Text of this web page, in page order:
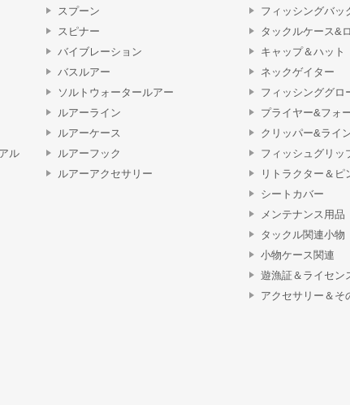
ル
スプーン
スピナー
バイブレーション
バスルアー
ソルトウォータールアー
ルアーライン
ルアーケース
ルアーフック
ルアーアクセサリー
フィッシングバッ
タックルケース&
キャップ＆ハット
ネックゲイター
フィッシンググロ
プライヤー&フォ
クリッパー&ライ
フィッシュグリッ
リトラクター＆ピ
シートカバー
メンテナンス用品
タックル関連小物
小物ケース関連
遊漁証＆ライセン
アクセサリー＆そ